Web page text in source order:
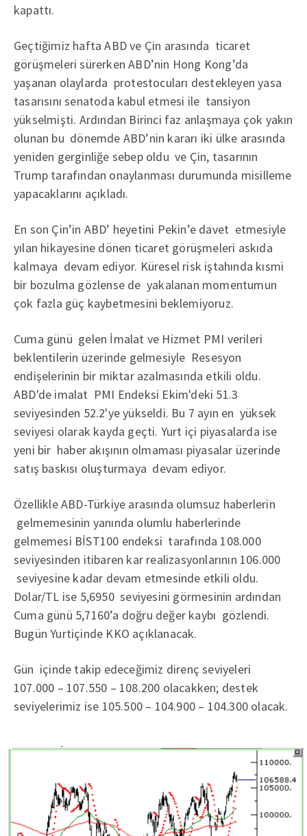
kapattı.
Geçtiğimiz hafta ABD ve Çin arasında ticaret
görüşmeleri sürerken ABD’nin Hong Kong’da
yaşanan olaylarda protestocuları destekleyen yasa
tasarısını senatoda kabul etmesi ile tansiyon
yükselmişti. Ardından Birinci faz anlaşmaya çok yakın
olunan bu dönemde ABD’nin kararı iki ülke arasında
yeniden gerginliğe sebep oldu ve Çin, tasarının
Trump tarafından onaylanması durumunda misilleme
yapacaklarını açıkladı.
En son Çin’in ABD’ heyetini Pekin’e davet etmesiyle
yılan hikayesine dönen ticaret görüşmeleri askıda
kalmaya devam ediyor. Küresel risk iştahında kısmi
bir bozulma gözlense de yakalanan momentumun
çok fazla güç kaybetmesini beklemiyoruz.
Cuma günü gelen İmalat ve Hizmet PMI verileri
beklentilerin üzerinde gelmesiyle Resesyon
endişelerinin bir miktar azalmasında etkili oldu.
ABD'de imalat PMI Endeksi Ekim'deki 51.3
seviyesinden 52.2'ye yükseldi. Bu 7 ayın en yüksek
seviyesi olarak kayda geçti. Yurt içi piyasalarda ise
yeni bir haber akışının olmaması piyasalar üzerinde
satış baskısı oluşturmaya devam ediyor.
Özellikle ABD-Türkiye arasında olumsuz haberlerin
gelmemesinin yanında olumlu haberlerinde
gelmemesi BİST100 endeksi tarafında 108.000
seviyesinden itibaren kar realizasyonlarının 106.000
seviyesine kadar devam etmesinde etkili oldu.
Dolar/TL ise 5,6950 seviyesini görmesinin ardından
Cuma günü 5,7160’a doğru değer kaybı gözlendi.
Bugün Yurtiçinde KKO açıklanacak.
Gün içinde takip edeceğimiz direnç seviyeleri
107.000 – 107.550 – 108.200 olacakken; destek
seviyelerimiz ise 105.500 – 104.900 – 104.300 olacak.